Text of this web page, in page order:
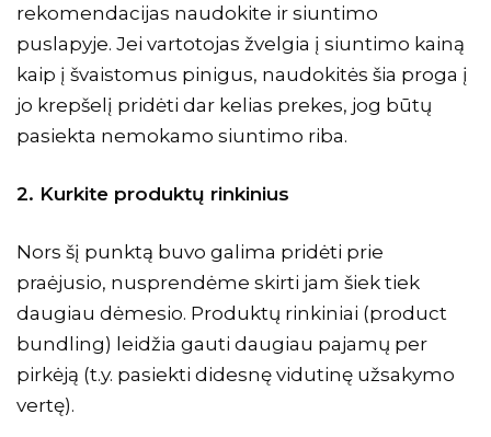
rekomendacijas naudokite ir siuntimo
puslapyje. Jei vartotojas žvelgia į siuntimo kainą
kaip į švaistomus pinigus, naudokitės šia proga į
jo krepšelį pridėti dar kelias prekes, jog būtų
pasiekta nemokamo siuntimo riba.
2. Kurkite produktų rinkinius
Nors šį punktą buvo galima pridėti prie
praėjusio, nusprendėme skirti jam šiek tiek
daugiau dėmesio. Produktų rinkiniai (product
bundling) leidžia gauti daugiau pajamų per
pirkėją (t.y. pasiekti didesnę vidutinę užsakymo
vertę).